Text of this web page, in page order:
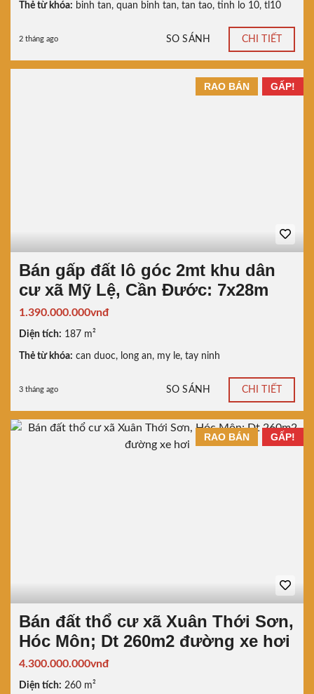
Thẻ từ khóa: binh tan, quan binh tan, tan tao, tinh lo 10, tl10
2 tháng ago SO SÁNH CHI TIẾT
GẤP!
RAO BÁN
Bán gấp đất lô góc 2mt khu dân
cư xã Mỹ Lệ, Cần Đước: 7x28m
1.390.000.000vnđ
Diện tích: 187 m²
Thẻ từ khóa: can duoc, long an, my le, tay ninh
3 tháng ago SO SÁNH CHI TIẾT
GẤP!
RAO BÁN
Bán đất thổ cư xã Xuân Thới Sơn,
Hóc Môn; Dt 260m2 đường xe hơi
4.300.000.000vnđ
Diện tích: 260 m²